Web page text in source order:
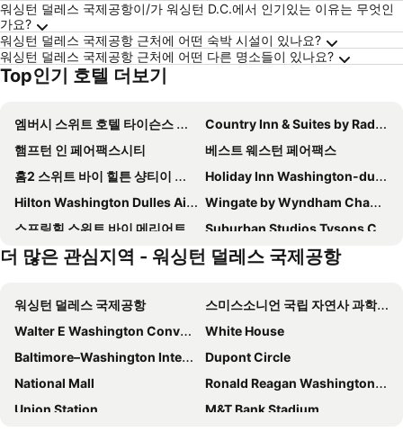
워싱턴 덜레스 국제공항이/가 워싱턴 D.C.에서 인기있는 이유는 무엇인
가요?
워싱턴 덜레스 국제공항 근처에 어떤 숙박 시설이 있나요?
워싱턴 덜레스 국제공항 근처에 어떤 다른 명소들이 있나요?
Top인기 호텔 더보기
엠버시 스위트 호텔 타이슨스 코너
Country Inn & Suites by Radisson, Washington Dulles International Airport, VA
햄프턴 인 페어팩스시티
베스트 웨스턴 페어팩스
홈2 스위트 바이 힐튼 샹티이 덜레스 에어포트
Holiday Inn Washington-dulles Intl Airport By Ihg
Hilton Washington Dulles Airport
Wingate by Wyndham Chantilly / Dulles Airport
스프링힐 스위트 바이 메리어트 애슈번 덜레스 노스
Suburban Studios Tysons Corner
하얏트 리젠시 덜레스
Holiday Inn Chantilly-dulles Expo (arpt) By Ihg
SpringHill Suites Fairfax Fair Oaks
리츠칼튼 타이슨스코너
Hampton Inn & Suites Washington-Dulles International Airport
더블트리 바이 힐튼 스털링 - 덜레스 에어포트
컴포트 스위트 덜레스 에어포트
Courtyard by Marriott Dulles Airport Herndon/Reston
Homewood Suites by Hilton Reston
워싱턴 덜레스 메리어트 스위트
워싱턴 덜레스 에어포트 메리어트
스프링힐 바이 메리어트 센트레빌/챈틀리
더 많은 관심지역 - 워싱턴 덜레스 국제공항
워싱턴 덜레스 국제공항
스미스소니언 국립 자연사 과학관
Walter E Washington Convention Center
White House
Baltimore–Washington International Airport
Dupont Circle
National Mall
Ronald Reagan Washington National Airport
Union Station
M&T Bank Stadium